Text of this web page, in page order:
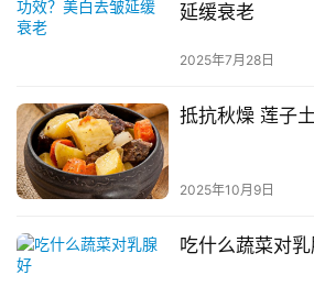
延缓衰老
2025年7月28日
抵抗秋燥 莲子
2025年10月9日
吃什么蔬菜对